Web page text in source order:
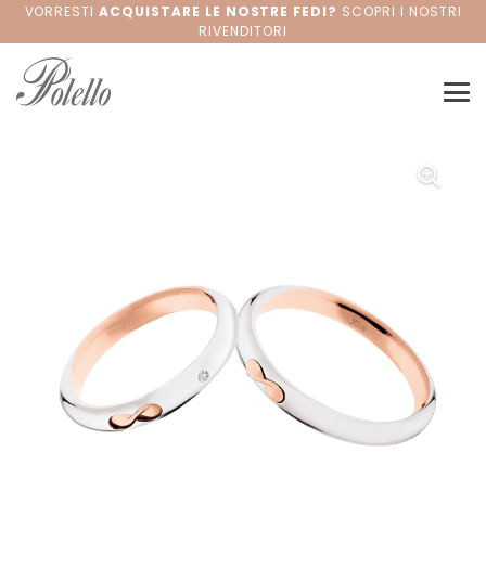
VORRESTIACQUISTARE LE NOSTRE FEDI? SCOPRI I NOSTRI
RIVENDITORI